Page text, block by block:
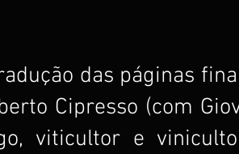
das páginas
Cipresso (com
viticultor e